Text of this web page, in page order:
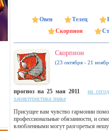
Овен Телец
Скорпион
Скорпион
(23 октября - 21
прогноз на 25 мая 2011
на
характеристика знака
Присущее вам чувство гармонии
профессиональные обязанности, и
влюбленными могут разгореться